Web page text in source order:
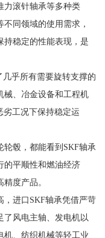
力滚针轴承等多种类
同领域的使用需求，
持稳定的性能表现，是
乎所有需要旋转支撑的
械、冶金设备和工程机
劣工况下保持稳定运
毂，都能看到SKF轴承
的平顺性和燃油经济
度产品。
，进口SKF轴承凭借严苛
了风电主轴、发电机以
机、纺织机械等轻工业